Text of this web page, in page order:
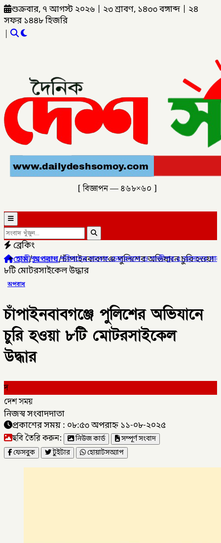
শুক্রবার, ৭ আগস্ট ২০২৬ ২৩ শ্রাবণ, ১৪৩৩ বঙ্গাব্দ
২৪
সফর ১৪৪৮ হিজরি
|
[ বিজ্ঞাপন — ৪৬৮×৬০ ]
ব্রেকিং
চেয়ারম্যান ও গাজীপুর ৫ আসনের সাবেক সংসদ সদস্য
হোম/অপরাধ/চাঁপাইনবাবগঞ্জে পুলিশের অভিযানে চুরি হওয়া
৮টি মোটরসাইকেল উদ্ধার
অপরাধ
চাঁপাইনবাবগঞ্জে পুলিশের অভিযানে
চুরি হওয়া ৮টি মোটরসাইকেল
উদ্ধার
দ
দেশ সময়
নিজস্ব সংবাদদাতা
প্রকাশের সময় : ০৮:৫৩ অপরাহ্ন ১১-০৮-২০২৫
ছবি তৈরি করুন: নিউজ কার্ড
সম্পূর্ণ সংবাদ
ফেসবুক
টুইটার হোয়াটসঅ্যাপ